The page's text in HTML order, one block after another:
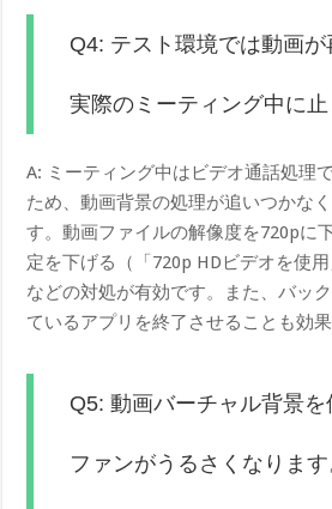
Q4: テスト環境では動画が
実際のミーティング中に
A: ミーティング中はビデオ通話処理
ため、動画背景の処理が追いつかな
す。動画ファイルの解像度を720pに
定を下げる（「720p HDビデオを使用
などの対処が有効です。また、バッ
ているアプリを終了させることも効果
Q5: 動画バーチャル背景
ファンがうるさくなりま